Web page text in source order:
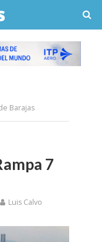
Barajas
7
Luis Calvo